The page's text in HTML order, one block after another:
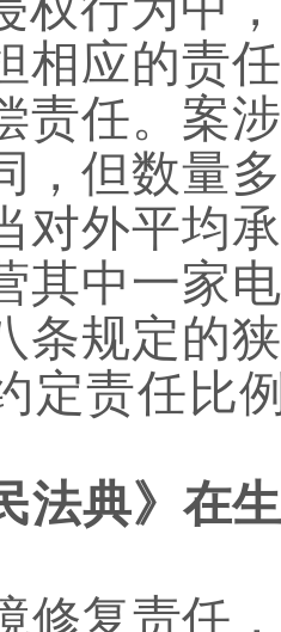
相应的责
责任。案
，但数量
对外平均
其中一家
条规定的
定责任比
法典》在
修复责任